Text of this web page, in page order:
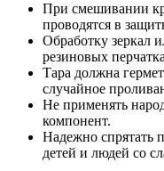
При смешивании
проводятся в
Обработку зеркал
резиновых
Тара должна
случайное
Не применять
компонент.
Надежно спрятать
детей и людей со